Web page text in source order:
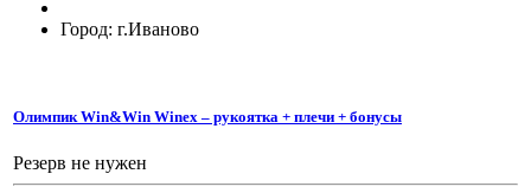
Город: г.Иваново
Олимпик Win&Win Winex – рукоятка + плечи + бонусы
Резерв не нужен